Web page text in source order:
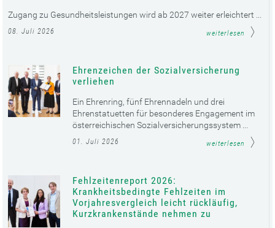
Zugang zu Gesundheitsleistungen wird ab 2027 weiter erleichtert ...
08. Juli 2026 weiterlesen
Ehrenzeichen der Sozialversicherung
verliehen
Ein Ehrenring, fünf Ehrennadeln und drei
Ehrenstatuetten für besonderes Engagement im
österreichischen Sozialversicherungssystem ...
01. Juli 2026 weiterlesen
Fehlzeitenreport 2026:
Krankheitsbedingte Fehlzeiten im
Vorjahresvergleich leicht rückläufig,
Kurzkrankenstände nehmen zu